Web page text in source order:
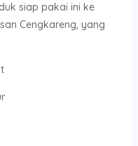
siap pakai ini ke
Cengkareng, yang